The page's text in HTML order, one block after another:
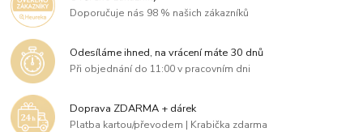
Doporučuje nás 98 % našich zákazníků
Odesíláme ihned, na vrácení máte 30 dnů
Při objednání do 11:00 v pracovním dni
Doprava ZDARMA + dárek
Platba kartou/převodem | Krabička zdarma